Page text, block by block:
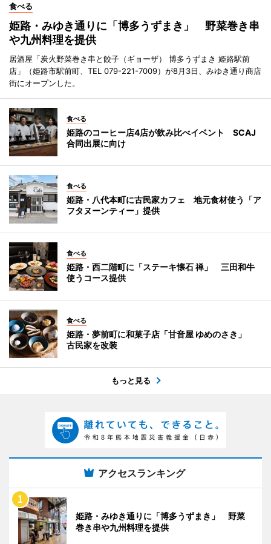
食べる
姫路・みゆき通りに「博多うずまき」 野菜巻き串
や九州料理を提供
居酒屋「炭火野菜巻き串と餃子（ギョーザ） 博多うずまき 姫路駅前
店」（姫路市駅前町、TEL 079-221-7009）が8月3日、みゆき通り商店
街にオープンした。
食べる
姫路のコーヒー店4店が飲み比べイベント SCAJ
合同出展に向け
食べる
姫路・八代本町に古民家カフェ 地元食材使う「ア
フタヌーンティー」提供
食べる
姫路・西二階町に「ステーキ懐石 禅」 三田和牛
使うコース提供
食べる
姫路・夢前町に和菓子店「甘音屋 ゆめのさき」
古民家を改装
もっと見る
アクセスランキング
姫路・みゆき通りに「博多うずまき」 野菜
巻き串や九州料理を提供